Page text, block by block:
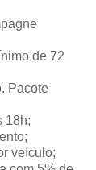
de 72
Pacote
18h;
veículo;